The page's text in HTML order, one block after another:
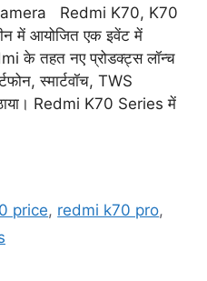
Redmi K70, K70
में आयोजित एक इवेंट में
के तहत नए प्रोडक्ट्स लॉन्च
स्मार्टवॉच, TWS
Redmi K70 Series में
price, redmi k70 pro,